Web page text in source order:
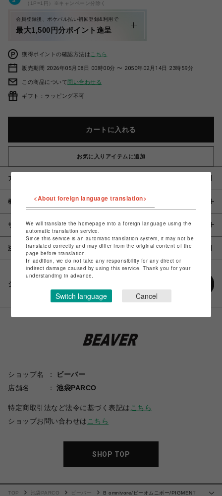
（1P=1円）※キャンペーン分除く
会員登録後、ポケパル払い初回登録&利用で
最大1,500円分ポイント進呈
獲得ポイントの確認方法は こちら
販売期間 2026年05月08日 00時00分 〜 2050年02月14日 23時59分
この商品について問い合わせる
ギフト：ラッピング不可
カートに入れる
お気に入りアイテムに追加
アイテム説明 / 素材
概要
サイズ
注意事項
シェアする
ショップ名
ビーバー
店舗名
池袋PARCO
特定商取引法など法令に基づく表記は こちら
ショップお問い合わせは こちら
SHOP TOP
TOP 池袋PARCO ビーバー
B omnivore/ビーオムニボー/PIGMENT
<About foreign language translation>
We will translate the homepage into a foreign language using the
automatic translation service.
Since this service is an automatic translation system, it may not be
translated correctly and may differ from the original content of the
page before translation.
In addition, we do not take any responsibility for any direct or
indirect damage caused by using this service. Thank you for your
understanding in advance.
Switch language Cancel